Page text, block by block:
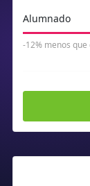
Alumnado
-12% menos